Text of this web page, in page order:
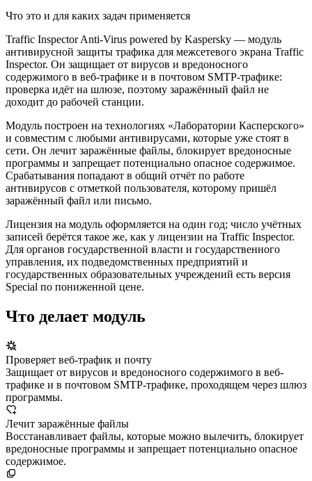
Что это и для каких задач применяется
Traffic Inspector Anti-Virus powered by Kaspersky — модуль
антивирусной защиты трафика для межсетевого экрана Traffic
Inspector. Он защищает от вирусов и вредоносного
содержимого в веб-трафике и в почтовом SMTP-трафике:
проверка идёт на шлюзе, поэтому заражённый файл не
доходит до рабочей станции.
Модуль построен на технологиях «Лаборатории Касперского»
и совместим с любыми антивирусами, которые уже стоят в
сети. Он лечит заражённые файлы, блокирует вредоносные
программы и запрещает потенциально опасное содержимое.
Срабатывания попадают в общий отчёт по работе
антивирусов с отметкой пользователя, которому пришёл
заражённый файл или письмо.
Лицензия на модуль оформляется на один год; число учётных
записей берётся такое же, как у лицензии на Traffic Inspector.
Для органов государственной власти и государственного
управления, их подведомственных предприятий и
государственных образовательных учреждений есть версия
Special по пониженной цене.
Что делает модуль
Проверяет веб-трафик и почту
Защищает от вирусов и вредоносного содержимого в веб-
трафике и в почтовом SMTP-трафике, проходящем через шлюз
программы.
Лечит заражённые файлы
Восстанавливает файлы, которые можно вылечить, блокирует
вредоносные программы и запрещает потенциально опасное
содержимое.